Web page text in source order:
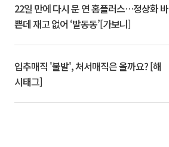
22일 만에 다시 문 연 홈플러스…정상화 바
쁜데 재고 없어 ‘발동동’[가보니]
입추매직 '불발', 처서매직은 올까요? [해
시태그]